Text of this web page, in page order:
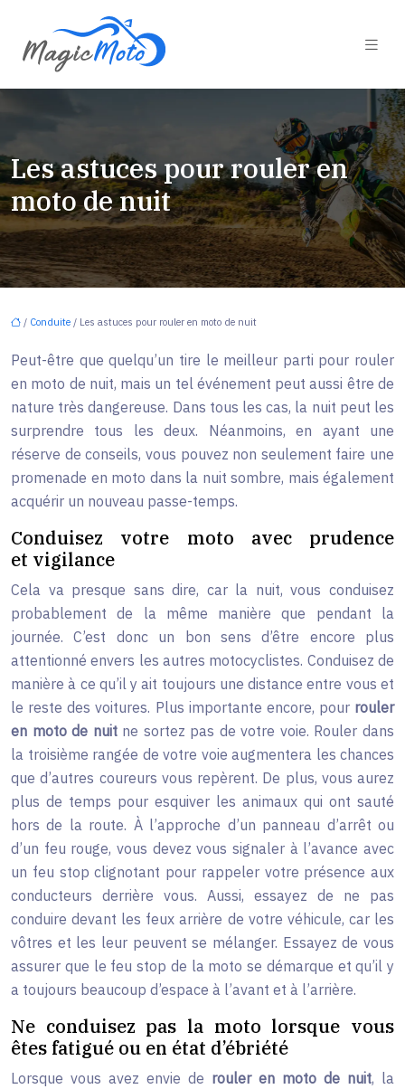
Les astuces pour rouler en
moto de nuit
/ Conduite / Les astuces pour rouler en moto de nuit
Peut-être que quelqu’un tire le meilleur parti pour rouler
en moto de nuit, mais un tel événement peut aussi être de
nature très dangereuse. Dans tous les cas, la nuit peut les
surprendre tous les deux. Néanmoins, en ayant une
réserve de conseils, vous pouvez non seulement faire une
promenade en moto dans la nuit sombre, mais également
acquérir un nouveau passe-temps.
Conduisez votre moto avec prudence
et vigilance
Cela va presque sans dire, car la nuit, vous conduisez
probablement de la même manière que pendant la
journée. C’est donc un bon sens d’être encore plus
attentionné envers les autres motocyclistes. Conduisez de
manière à ce qu’il y ait toujours une distance entre vous et
le reste des voitures. Plus importante encore, pour rouler
en moto de nuitne sortez pas de votre voie. Rouler dans
la troisième rangée de votre voie augmentera les chances
que d’autres coureurs vous repèrent. De plus, vous aurez
plus de temps pour esquiver les animaux qui ont sauté
hors de la route. À l’approche d’un panneau d’arrêt ou
d’un feu rouge, vous devez vous signaler à l’avance avec
un feu stop clignotant pour rappeler votre présence aux
conducteurs derrière vous. Aussi, essayez de ne pas
conduire devant les feux arrière de votre véhicule, car les
vôtres et les leur peuvent se mélanger. Essayez de vous
assurer que le feu stop de la moto se démarque et qu’il y
a toujours beaucoup d’espace à l’avant et à l’arrière.
Ne conduisez pas la moto lorsque vous
êtes fatigué ou en état d’ébriété
Lorsque vous avez envie de rouler en moto de nuit, la